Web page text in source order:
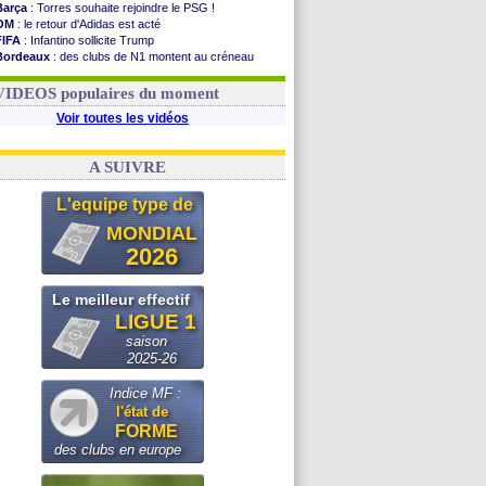
: Torres souhaite rejoindre le PSG !
: le retour d'Adidas est acté
: Infantino sollicite Trump
: des clubs de N1 montent au créneau
: le démenti de Leipzig pour Diomandé
populaires du moment
Voir toutes les vidéos
A SUIVRE
L'equipe type de
MONDIAL
2026
Le meilleur effectif
LIGUE 1
saison
2025-26
Indice MF :
l'état de
FORME
des clubs en europe